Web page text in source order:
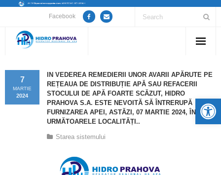
Facebook
Despre noi
Anunțuri lucrări / opriri apă
IN VEDEREA REMEDIERII UNOR AVARII APĂRUTE PE
REȚEAUA DE DISTRIBUȚIE APĂ SAU REFACERII
STOCULUI DE APĂ FOARTE SCĂZUT, HIDRO
PRAHOVA S.A. ESTE NEVOITĂ SĂ ÎNTRERUPĂ
FURNIZAREA APEI, ASTĂZI, 07 MARTIE 2024, ÎN
URMĂTOARELE LOCALITĂȚI..
7
MARTIE
2024
Starea sistemului